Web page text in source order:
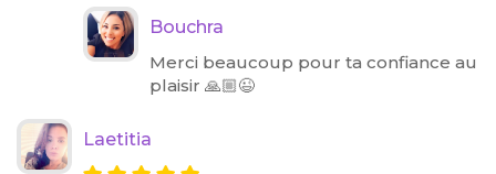
Bouchra
Merci beaucoup pour ta confiance au
plaisir 🙏🏼😉
Laetitia